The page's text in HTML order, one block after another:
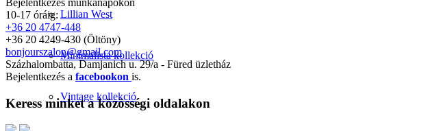
Lillian West
Minimalista kollekció
Vintage kollekció
Bejelentkezés munkanapokon
10-17 óráig:
+36 20 4747-448
+36 20 4249-430 (Öltöny)
bonjourszalon@gmail.com
Százhalombatta, Damjanich u. 29/a - Füred üzletház
Bejelentkezés a facebookon is.
Keress minket a közösségi oldalakon